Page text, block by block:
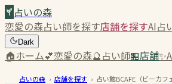
占いの森
恋愛の森占い師を探す店舗を探すAI占
Dark
🏠ホーム💕恋愛の森🔮占い師🏪店舗✨
占いの森 › 店舗を探す › 占い館BCAFE（ビーカフ